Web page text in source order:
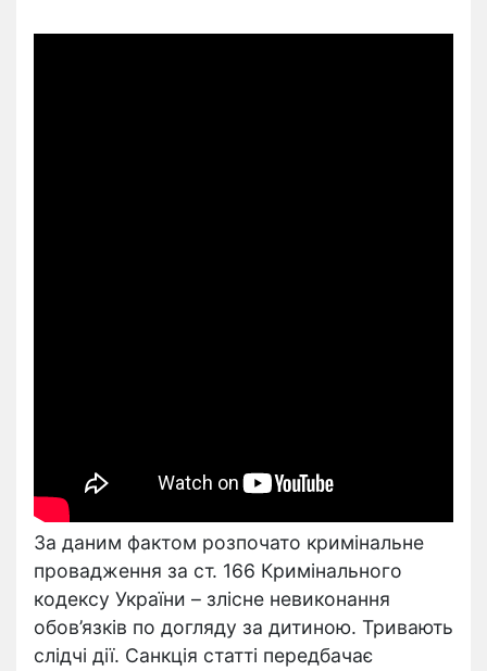
За даним фактом розпочато кримінальне
провадження за ст. 166 Кримінального
кодексу України – злісне невиконання
обов’язків по догляду за дитиною. Тривають
слідчі дії. Санкція статті передбачає